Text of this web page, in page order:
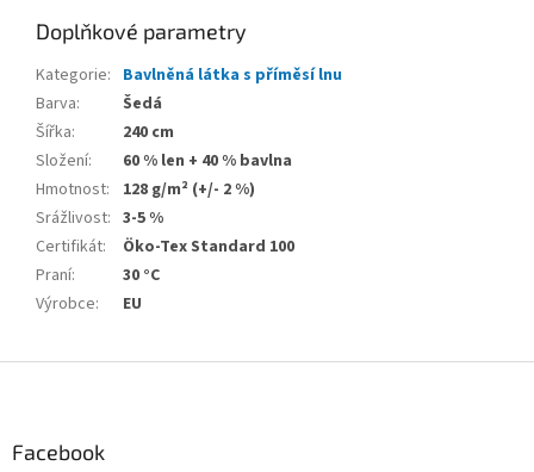
Doplňkové parametry
Kategorie: Bavlněná látka s příměsí lnu
Barva:
Šedá
Šířka:
240 cm
Složení:
60 % len + 40 % bavlna
Hmotnost:
128 g/m² (+/- 2 %)
Srážlivost: 3-5 %
Certifikát:
Öko-Tex Standard 100
Praní:
30 °C
Výrobce: EU
Facebook